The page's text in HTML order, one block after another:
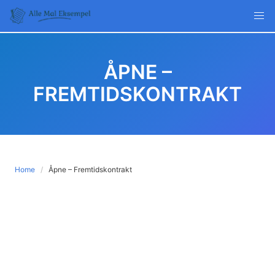
Skip
content
ÅPNE –
FREMTIDSKONTRAKT
Home Åpne – Fremtidskontrakt